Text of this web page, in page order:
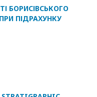
БОРИСІВСЬКОГО
ПІДРАХУНКУ